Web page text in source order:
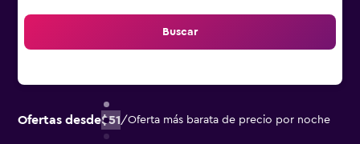
Buscar
Ofertas desde$51/Oferta más barata de precio por noche